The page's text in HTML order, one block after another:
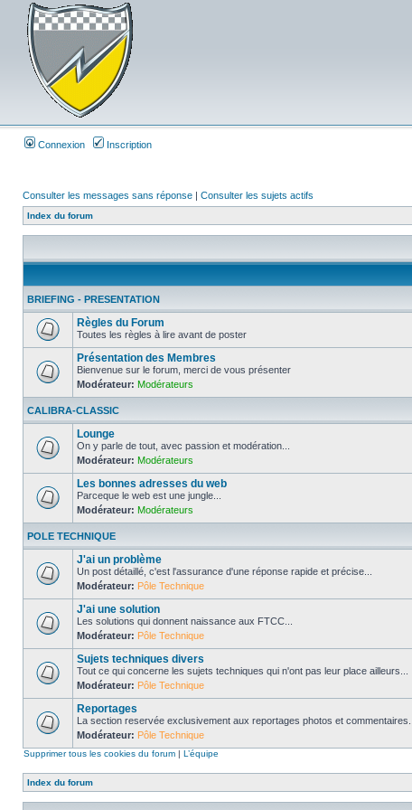
Connexion Inscription
Consulter les messages sans réponse | Consulter les sujets actifs
Index du forum
BRIEFING - PRESENTATION
Règles du Forum
Toutes les règles à lire avant de poster
Présentation des Membres
Bienvenue sur le forum, merci de vous présenter
Modérateur: Modérateurs
CALIBRA-CLASSIC
Lounge
On y parle de tout, avec passion et modération...
Modérateur: Modérateurs
Les bonnes adresses du web
Parceque le web est une jungle...
Modérateur: Modérateurs
POLE TECHNIQUE
J'ai un problème
Un post détaillé, c'est l'assurance d'une réponse rapide et précise...
Modérateur: Pôle Technique
J'ai une solution
Les solutions qui donnent naissance aux FTCC...
Modérateur: Pôle Technique
Sujets techniques divers
Tout ce qui concerne les sujets techniques qui n'ont pas leur place ailleurs...
Modérateur: Pôle Technique
Reportages
La section reservée exclusivement aux reportages photos et commentaires...
Modérateur: Pôle Technique
Supprimer tous les cookies du forum | L’équipe
Index du forum